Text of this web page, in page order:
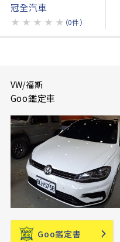
冠全汽車
★ ★ ★ ★ ★ （0件）
VW/福斯
Goo鑑定車
Goo鑑定書